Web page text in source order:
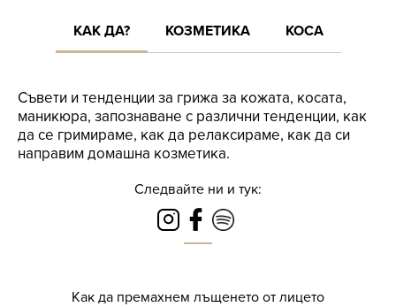
КАК ДА? КОЗМЕТИКА КОСА
Съвети и тенденции за грижа за кожата, косата,
маникюра, запознаване с различни тенденции, как
да се гримираме, как да релаксираме, как да си
направим домашна козметика.
Следвайте ни и тук:
Как да премахнем лъщенето от лицето